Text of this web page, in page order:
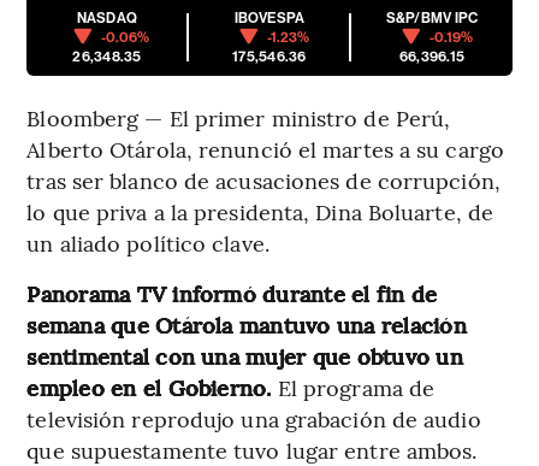
NASDAQ
-0.06%
26,348.35
IBOVESPA
-1.23%
175,546.36
S&P/BMV IPC
-0.19%
66,396.15
Bloomberg — El primer ministro de Perú,
Alberto Otárola, renunció el martes a su cargo
tras ser blanco de acusaciones de corrupción,
lo que priva a la presidenta, Dina Boluarte, de
un aliado político clave.
Panorama TV informó durante el fin de
semana que Otárola mantuvo una relación
sentimental con una mujer que obtuvo un
empleo en el Gobierno. El programa de
televisión reprodujo una grabación de audio
que supuestamente tuvo lugar entre ambos.